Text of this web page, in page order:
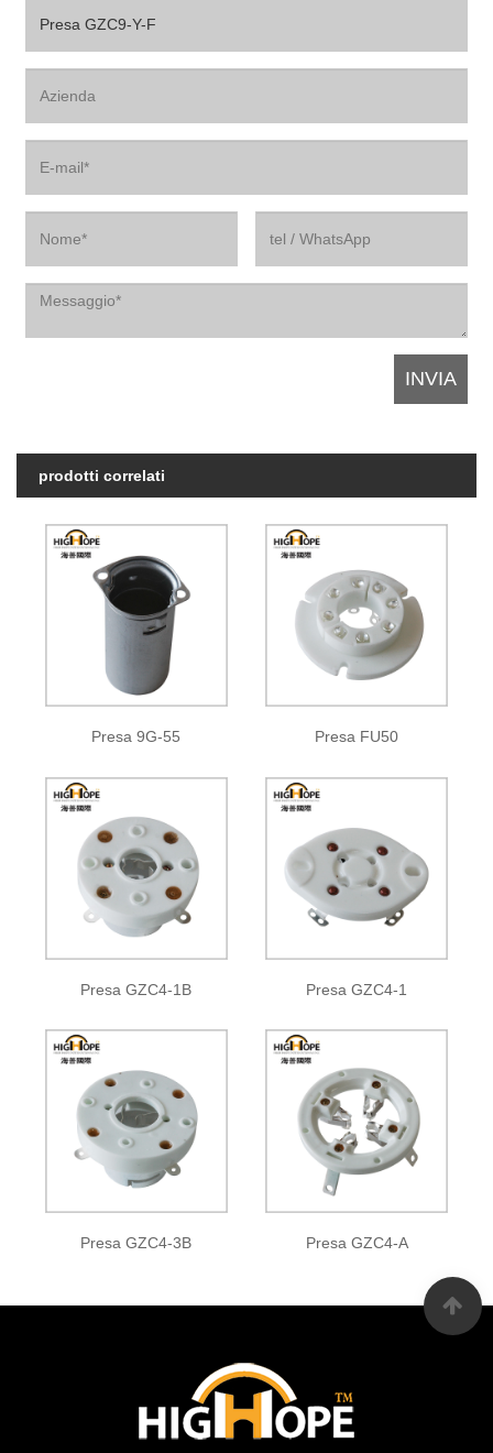
prodotti correlati
Presa 9G-55 Presa FU50
Presa GZC4-1B Presa GZC4-1
Presa GZC4-3B Presa GZC4-A